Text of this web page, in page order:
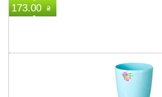
173.00 ₴